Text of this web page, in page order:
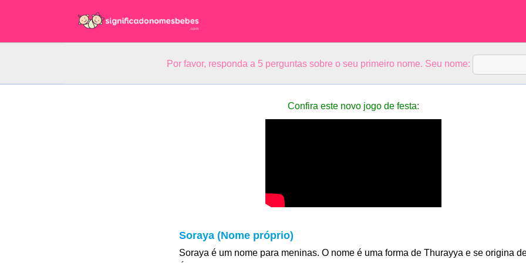
Por favor, responda a 5 perguntas sobre o seu primeiro nome. Seu nome:
Confira este novo jogo de festa:
Soraya (Nome próprio)
Soraya é um nome para meninas. O nome é uma forma de Thurayya e se origina